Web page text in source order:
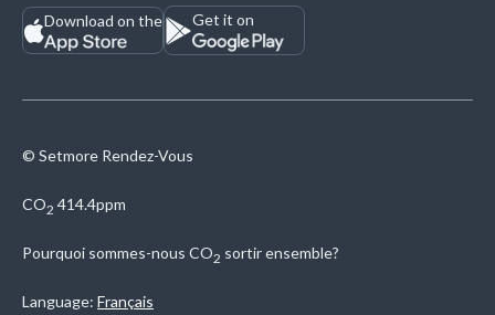
Download on the
Get it on
© Setmore Rendez-Vous
CO2 414.4ppm
Pourquoi sommes-nous CO2 sortir ensemble?
Language: Français